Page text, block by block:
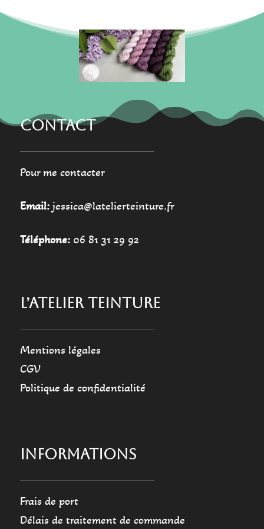
choisies
choisies
sur
la
page
produit
CONTACT
Pour me contacter
Email:jessica@latelierteinture.fr
Téléphone:06 81 31 29 92
L’ATELIER TEINTURE
Mentions légales
CGV
Politique de confidentialité
INFORMATIONS
Frais de port
Délais de traitement de commande